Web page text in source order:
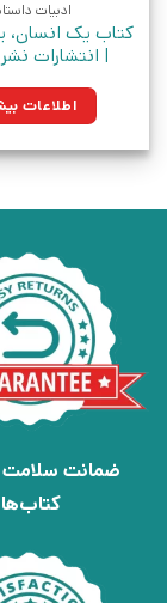
ادبیات
کتاب یک انسان،
| انتشارات
اطلاعات
ضمانت سلامت
کتاب‌ها